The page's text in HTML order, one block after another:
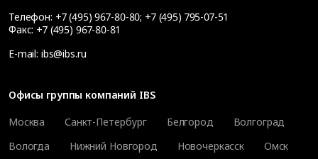
Телефон: +7 (495) 967-80-80; +7 (495) 795-07-51
Факс: +7 (495) 967-80-81
E-mail: ibs@ibs.ru
Офисы группы компаний IBS
Москва
Санкт-Петербург Белгород
Волгоград
Вологда
Нижний Новгород Новочеркасск
Омск